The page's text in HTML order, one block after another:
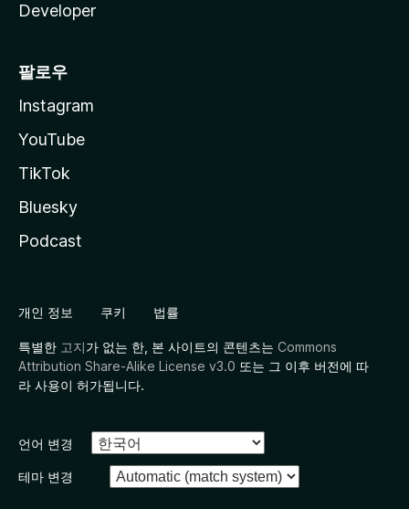
Developer
팔로우
Instagram
YouTube
TikTok
Bluesky
Podcast
개인 정보 쿠키 법률
특별한 고지가 없는 한, 본 사이트의 콘텐츠는 Commons
Attribution Share-Alike License v3.0 또는 그 이후 버전에 따
라 사용이 허가됩니다.
언어 변경
테마 변경